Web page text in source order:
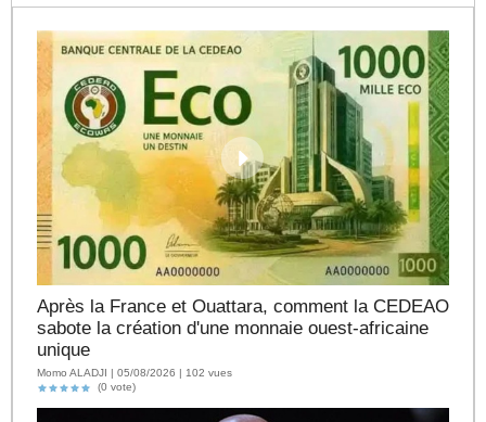
Après la France et Ouattara, comment la CEDEAO
sabote la création d'une monnaie ouest-africaine
unique
Momo ALADJI | 05/08/2026 | 102 vues
(0 vote)